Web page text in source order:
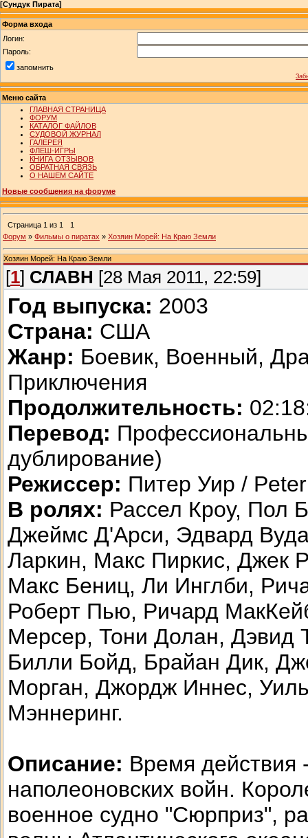
[Сундук Пирата]
Форма входа
Логин:
Пароль:
запомнить
Меню сайта
ГЛАВНАЯ СТРАНИЦА
ФОРУМ
КАТАЛОГ ФАЙЛОВ
СУДОВОЙ ЖУРНАЛ
ГАЛЕРЕЯ
ФЛЕШ-ИГРЫ
КНИГА ОТЗЫВОВ
ОБРАТНАЯ СВЯЗЬ
О НАШЕМ САЙТЕ
Новые сообщения на форуме
Страница 1 из 1
1
Форум » Фильмы о пиратах » Хозяин Морей: На Краю Земли
Хозяин Морей: На Краю Земли
[1] СЛАВН [28 Мая 2011, 22:59]
Год выпуска: 2003
Страна: США
Жанр: Боевик, Военный,
Приключения
Продолжительность:
Перевод:
дублирование)
Режиссер: Питер Уир /
В ролях: Рассел Кроу, Пол
Джеймс Д'Арси, Эдвард
Ларкин, Макс Пиркис, Джек
Макс Бениц, Ли Инглби,
Роберт Пью, Ричард
Мерсер, Тони Долан, Дэвид
Билли Бойд, Брайан Дик,
Морган, Джордж Иннес,
Мэннеринг.
Описание: Время действия
наполеоновских войн.
военное судно "Сюрприз",